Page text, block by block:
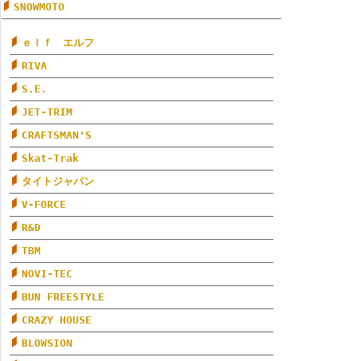
SNOWMOTO
ｅｌｆ エルフ
RIVA
S.E.
JET-TRIM
CRAFTSMAN'S
Skat-Trak
タイトジャパン
V-FORCE
R&D
TBM
NOVI-TEC
BUN FREESTYLE
CRAZY HOUSE
BLOWSION